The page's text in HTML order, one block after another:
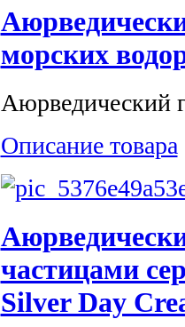
морских
Аюрведический
Описание товара
частицами
Silver Day